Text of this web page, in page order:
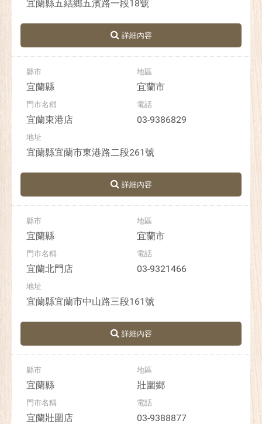
宜蘭縣五結鄉五濱路一段18號
宜蘭縣 宜蘭市
宜蘭東港店 03-9386829
宜蘭縣宜蘭市東港路二段261號
宜蘭縣 宜蘭市
宜蘭北門店 03-9321466
宜蘭縣宜蘭市中山路三段161號
宜蘭縣 壯圍鄉
宜蘭壯圍店 03-9388877